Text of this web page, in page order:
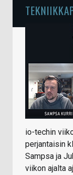
io-techin
perjantaisin
Sampsa ja
viikon ajalta